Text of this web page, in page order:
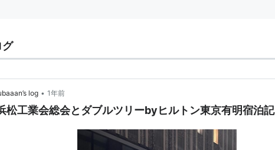
グ
log • 1年前
松工業会総会とダブルツリーbyヒルトン東京有明宿泊記